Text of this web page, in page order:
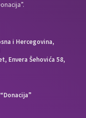
i Hercegovina,
Envera Šehovića 58,